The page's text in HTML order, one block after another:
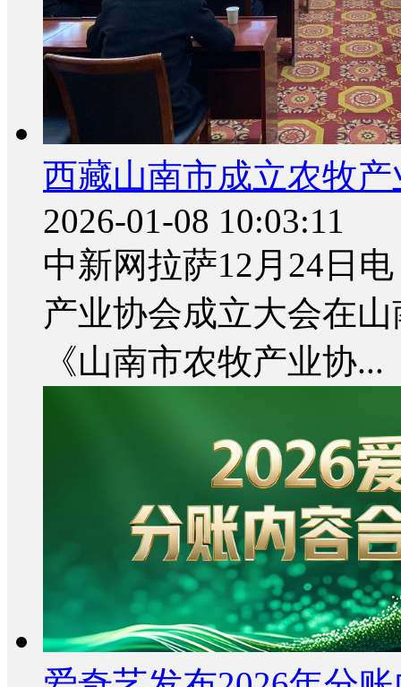
西藏山南市成立农牧
2026-01-08 10:03:11
中新网拉萨12月24日
产业协会成立大会在
《山南市农牧产业协...